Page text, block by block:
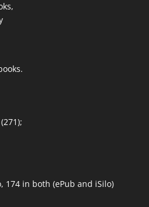
174 in both (ePub and iSilo)